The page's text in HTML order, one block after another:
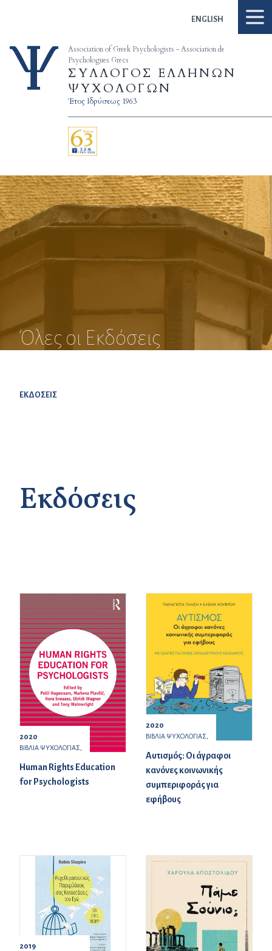
ENGLISH
Association of Greek Psychologists - Association de
Psychologues Grecs
ΣΥΛΛΟΓΟΣ ΕΛΛΗΝΩΝ
ΨΥΧΟΛΟΓΩΝ
Έτος Ιδρύσεως 1963
Όλες οι Εκδόσεις
ΕΚΔΟΣΕΙΣ
Εκδόσεις
2020
ΒΙΒΛΙΑ ΨΥΧΟΛΟΓΙΑΣ,
Human Rights Education
for Psychologists
2020
ΒΙΒΛΙΑ ΨΥΧΟΛΟΓΙΑΣ,
Αυτισμός: Οι άγραφοι
κανόνες κοινωνικής
συμπεριφοράς για
εφήβους
2019